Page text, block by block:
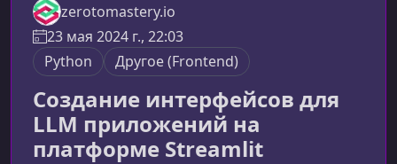
zerotomastery.io
23 мая 2024 г., 22:03
Python
Другое (Frontend)
Создание интерфейсов для
LLM приложений на
платформе Streamlit